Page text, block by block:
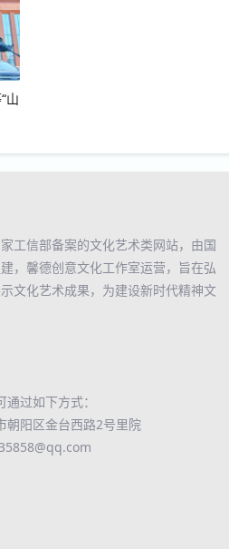
山
工信部备案的文化艺术类网站，由国
，馨德创意文化工作室运营，旨在弘
文化艺术成果，为建设新时代精神文
过如下方式：
朝阳区金台西路2号里院